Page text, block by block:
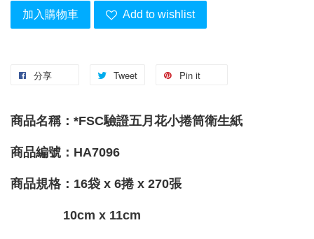
加入購物車 Add to wishlist
分享 Tweet Pin it
商品名稱：*FSC驗證五月花小捲筒衛生紙
商品編號：HA7096
商品規格：16袋 x 6捲 x 270張
10cm x 11cm